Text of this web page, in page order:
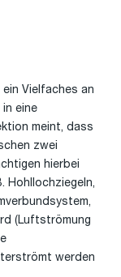
Vielfaches an
eine
meint, dass
zwei
hierbei
Hohllochziegeln,
(Luftströmung
werden